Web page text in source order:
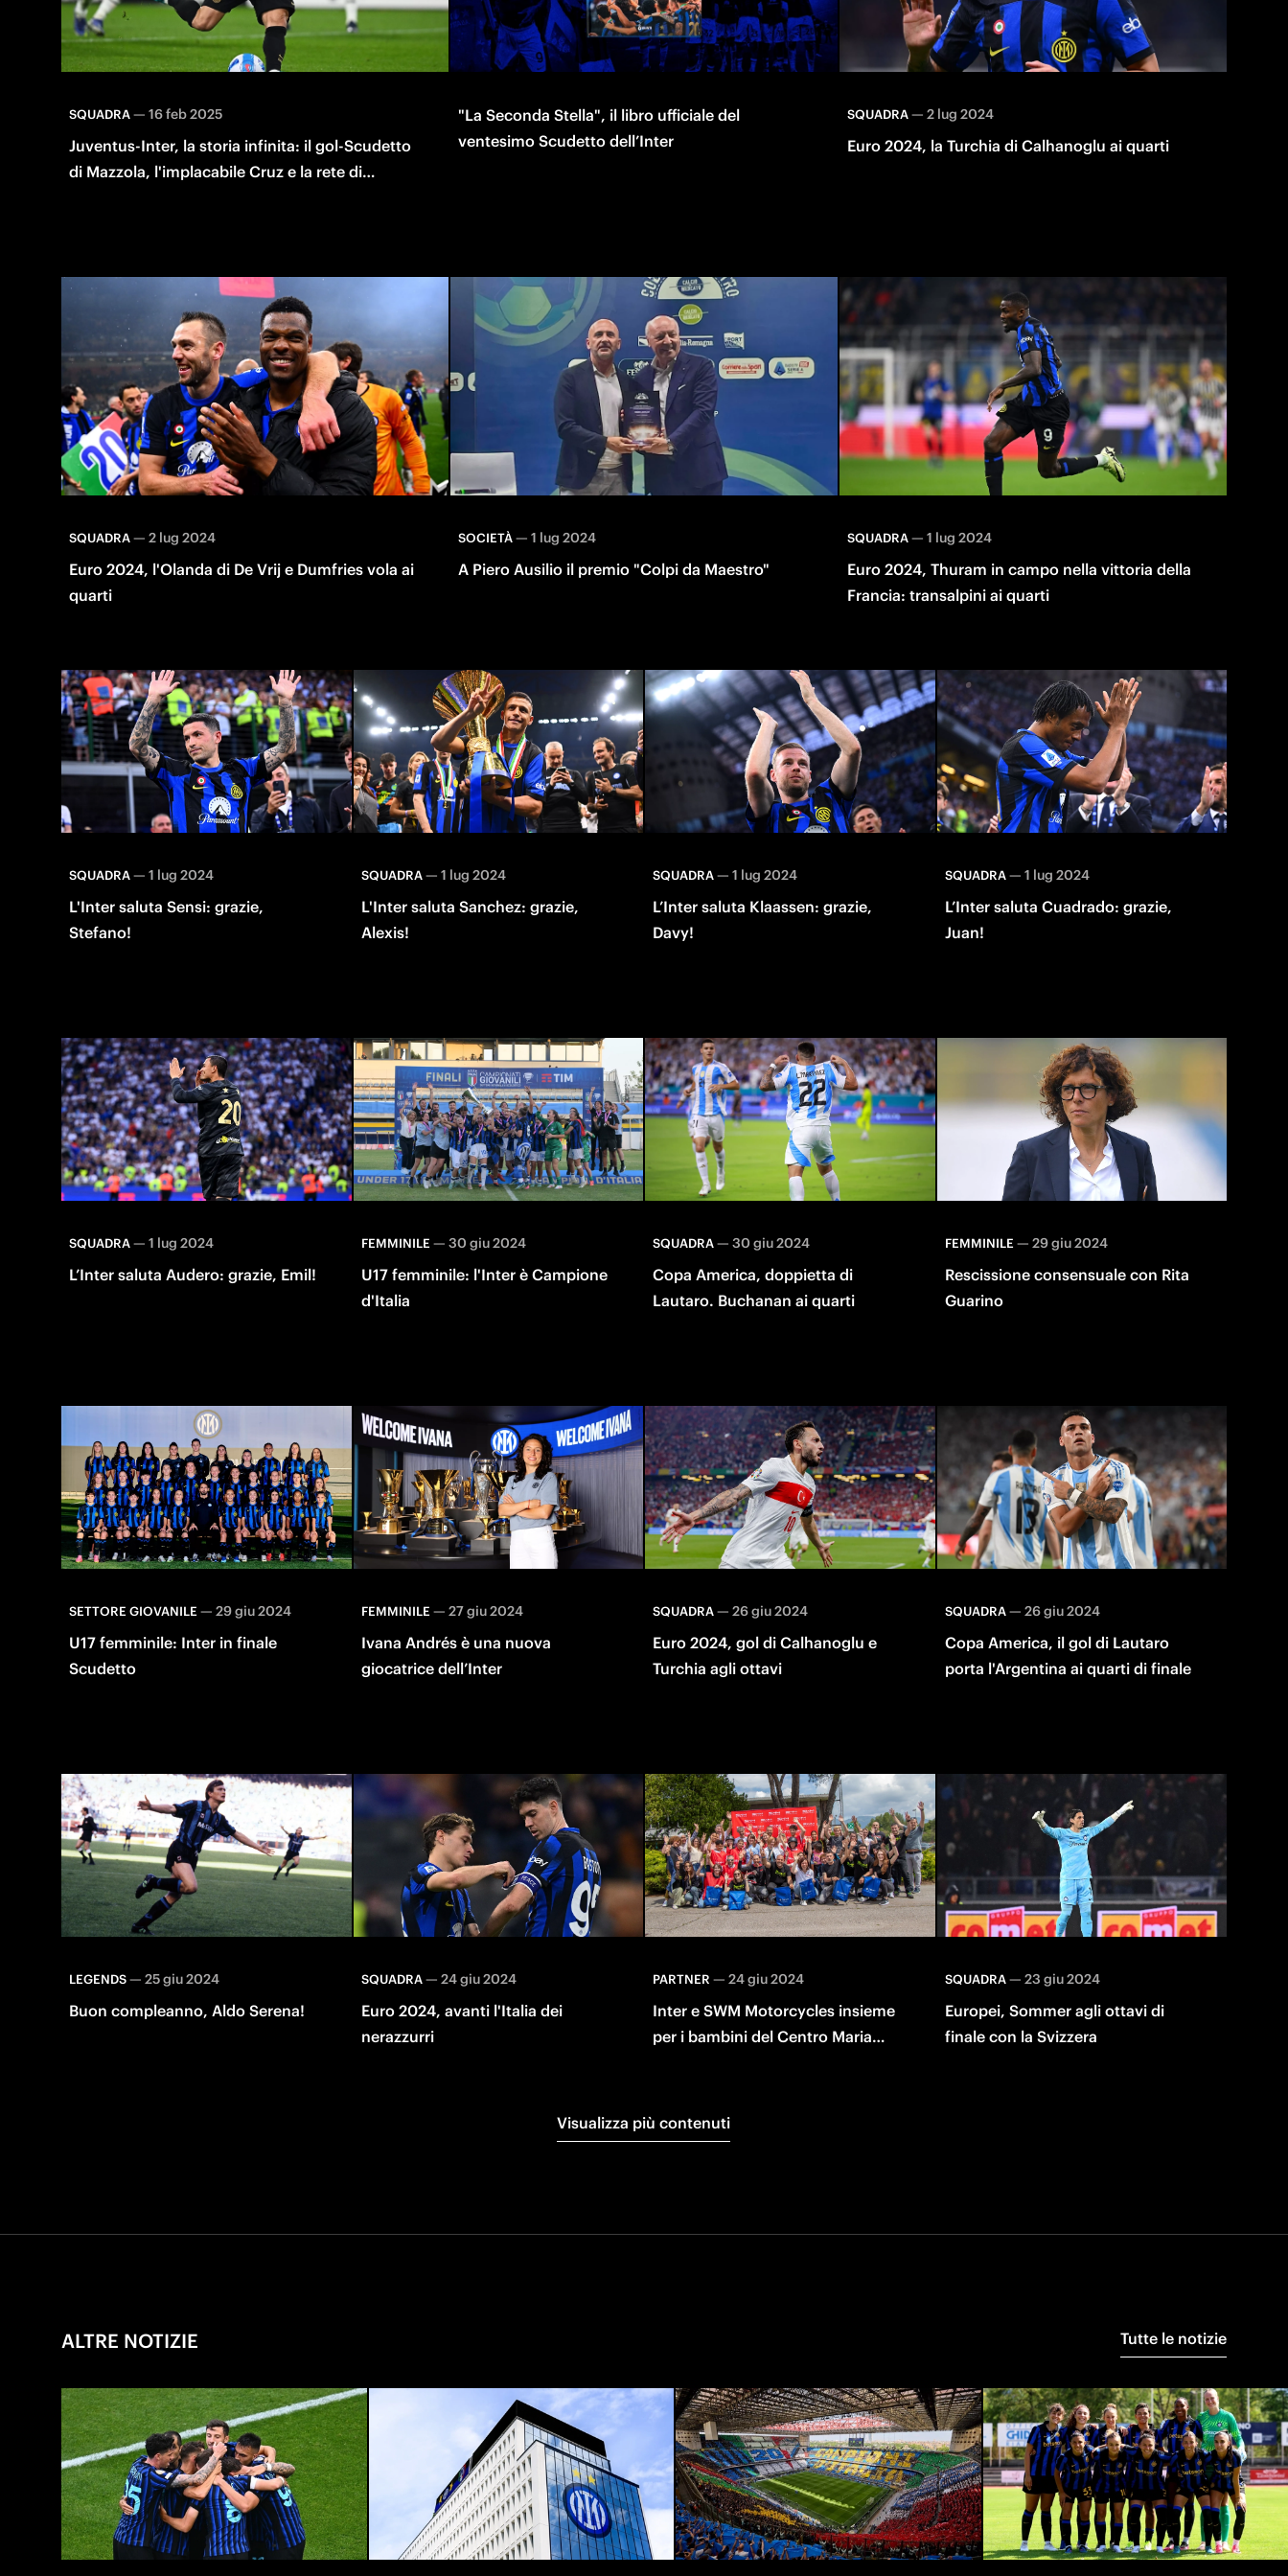
SQUADRA— 16 feb 2025
Juventus-Inter, la storia infinita: il gol-Scudetto
di Mazzola, l'implacabile Cruz e la rete di
"La Seconda Stella", il libro ufficiale del
ventesimo Scudetto dell’Inter
SQUADRA— 2 lug 2024
Euro 2024, la Turchia di Calhanoglu ai quarti
SQUADRA— 2 lug 2024
Euro 2024, l'Olanda di De Vrij e Dumfries vola ai
quarti
SOCIETÀ— 1 lug 2024
A Piero Ausilio il premio "Colpi da Maestro"
SQUADRA— 1 lug 2024
Euro 2024, Thuram in campo nella vittoria della
Francia: transalpini ai quarti
SQUADRA— 1 lug 2024
L'Inter saluta Sensi: grazie,
Stefano!
SQUADRA — 1 lug 2024
L'Inter saluta Sanchez: grazie,
Alexis!
SQUADRA— 1 lug 2024
L’Inter saluta Klaassen: grazie,
Davy!
SQUADRA — 1 lug 2024
L’Inter saluta Cuadrado: grazie,
Juan!
SQUADRA— 1 lug 2024
L’Inter saluta Audero: grazie, Emil!
FEMMINILE — 30 giu 2024
U17 femminile: l'Inter è Campione
d'Italia
SQUADRA— 30 giu 2024
Copa America, doppietta di
Lautaro. Buchanan ai quarti
FEMMINILE — 29 giu 2024
Rescissione consensuale con Rita
Guarino
SETTORE GIOVANILE— 29 giu 2024
U17 femminile: Inter in finale
Scudetto
FEMMINILE — 27 giu 2024
Ivana Andrés è una nuova
giocatrice dell’Inter
SQUADRA— 26 giu 2024
Euro 2024, gol di Calhanoglu e
Turchia agli ottavi
SQUADRA — 26 giu 2024
Copa America, il gol di Lautaro
porta l'Argentina ai quarti di finale
LEGENDS— 25 giu 2024
Buon compleanno, Aldo Serena!
SQUADRA — 24 giu 2024
Euro 2024, avanti l'Italia dei
nerazzurri
PARTNER — 24 giu 2024
Inter e SWM Motorcycles insieme
per i bambini del Centro Maria
SQUADRA — 23 giu 2024
Europei, Sommer agli ottavi di
finale con la Svizzera
Visualizza più contenuti
ALTRE NOTIZIE Tutte le notizie